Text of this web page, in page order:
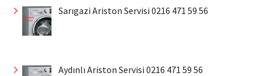
Sarıgazi Ariston Servisi 0216 471 59 56
Aydınlı Ariston Servisi 0216 471 59 56